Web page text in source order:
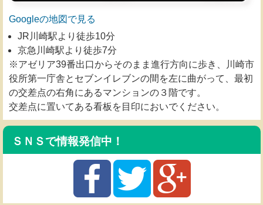
Googleの地図で見る
JR川崎駅より徒歩10分
京急川崎駅より徒歩7分
※アゼリア39番出口からそのまま進行方向に歩き、川崎市
役所第一庁舎とセブンイレブンの間を左に曲がって、最初
の交差点の右角にあるマンションの３階です。
交差点に置いてある看板を目印においでください。
ＳＮＳで情報発信中！